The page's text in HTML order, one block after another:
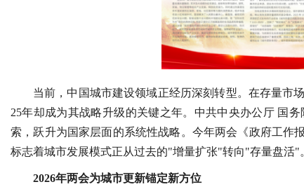
当前，中国城市建设领域正经历深刻转型。在存量
25年却成为其战略升级的关键之年。中共中央办公厅 国
索，跃升为国家层面的系统性战略。今年两会《政府工作
标志着城市发展模式正从过去的"增量扩张"转向"存量盘活"
2026年两会为城市更新锚定新方位